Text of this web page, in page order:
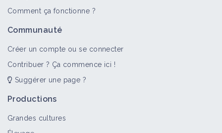
Comment ça fonctionne ?
Communauté
Créer un compte ou se connecter
Contribuer ? Ça commence ici !
Suggérer une page ?
Productions
Grandes cultures